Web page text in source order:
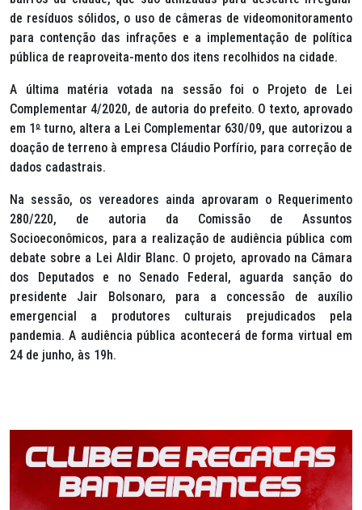
de resíduos sólidos, o uso de câmeras de videomonitoramento
para contenção das infrações e a implementação de política
pública de reaproveita-mento dos itens recolhidos na cidade.
A última matéria votada na sessão foi o Projeto de Lei
Complementar 4/2020, de autoria do prefeito. O texto, aprovado
em 1ºturno, altera a Lei Complementar 630/09, que autorizou a
doação de terreno à empresa Cláudio Porfírio, para correção de
dados cadastrais.
Na sessão, os vereadores ainda aprovaram o Requerimento
280/220, de autoria da Comissão de Assuntos
Socioeconômicos, para a realização de audiência pública com
debate sobre a Lei Aldir Blanc. O projeto, aprovado na Câmara
dos Deputados e no Senado Federal, aguarda sanção do
presidente Jair Bolsonaro, para a concessão de auxílio
emergencial a produtores culturais prejudicados pela
pandemia. A audiência pública acontecerá de forma virtual em
24 de junho, às 19h.